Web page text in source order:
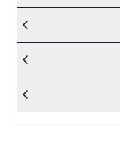
داشت.
خدماتی دارد.